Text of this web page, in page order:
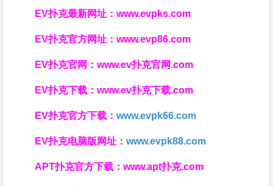
EV扑克最新网址：www.evpks.com
EV扑克官方网址：www.evp86.com
EV扑克官网：www.ev扑克官网.com
EV扑克下载：www.ev扑克下载.com
EV扑克官方下载：www.evpk66.com
EV扑克电脑版网址：www.evpk88.com
APT扑克官方下载：www.apt扑克.com